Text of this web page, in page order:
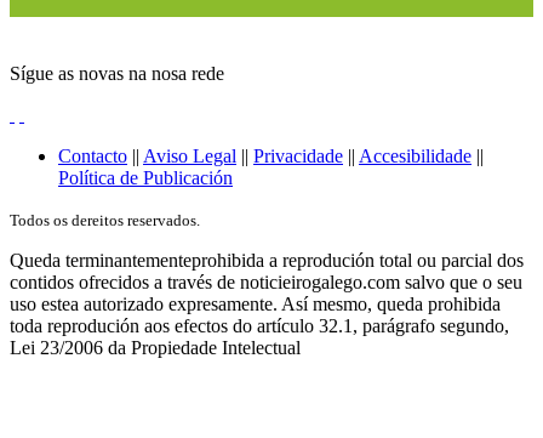
Sígue as novas na nosa rede
Contacto || Aviso Legal || Privacidade || Accesibilidade ||
Política de Publicación
Todos os dereitos reservados.
Queda terminantementeprohibida a reprodución total ou parcial dos
contidos ofrecidos a través de noticieirogalego.com salvo que o seu
uso estea autorizado expresamente. Así mesmo, queda prohibida
toda reprodución aos efectos do artículo 32.1, parágrafo segundo,
Lei 23/2006 da Propiedade Intelectual